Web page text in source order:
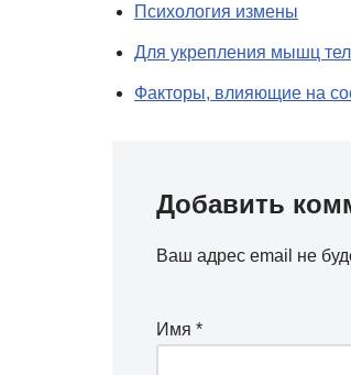
Психология измены
Для укрепления мышц
Факторы, влияющие на
Добавить
Ваш адрес email не
Имя *